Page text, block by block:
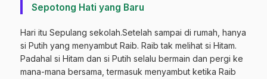
Sepotong Hati yang Baru
Hari itu Sepulang sekolah.Setelah sampai di rumah, hanya
si Putih yang menyambut Raib. Raib tak melihat si Hitam.
Padahal si Hitam dan si Putih selalu bermain dan pergi ke
mana-mana bersama, termasuk menyambut ketika Raib